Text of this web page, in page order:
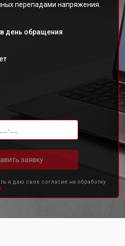
перепадами напряжения.
день обращения
заявку
я даю свое согласие на обработку